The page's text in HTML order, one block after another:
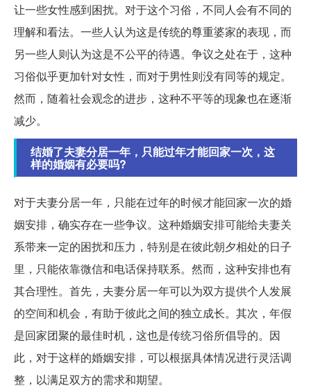
让一些女性感到困扰。对于这个习俗，不同人会有不同的
理解和看法。一些人认为这是传统的尊重婆家的表现，而
另一些人则认为这是不公平的待遇。争议之处在于，这种
习俗似乎更加针对女性，而对于男性则没有同等的规定。
然而，随着社会观念的进步，这种不平等的现象也在逐渐
减少。
结婚了夫妻分居一年，只能过年才能回家一次，这
样的婚姻有必要吗?
对于夫妻分居一年，只能在过年的时候才能回家一次的婚
姻安排，确实存在一些争议。这种婚姻安排可能给夫妻关
系带来一定的困扰和压力，特别是在彼此朝夕相处的日子
里，只能依靠微信和电话保持联系。然而，这种安排也有
其合理性。首先，夫妻分居一年可以为双方提供个人发展
的空间和机会，有助于彼此之间的独立成长。其次，年假
是回家团聚的最佳时机，这也是传统习俗所倡导的。因
此，对于这样的婚姻安排，可以根据具体情况进行灵活调
整，以满足双方的需求和期望。